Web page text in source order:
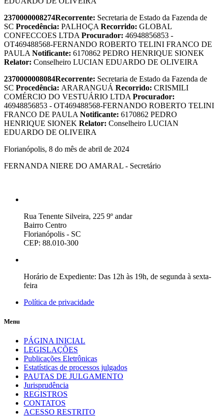
2370000008274Recorrente: Secretaria de Estado da Fazenda de
SC Procedência: PALHOÇA Recorrido: GLOBAL
CONFECCOES LTDA Procurador: 46948856853 -
OT469488568-FERNANDO ROBERTO TELINI FRANCO DE
PAULA Notificante: 6170862 PEDRO HENRIQUE SIONEK
Relator: Conselheiro LUCIAN EDUARDO DE OLIVEIRA
2370000008084Recorrente: Secretaria de Estado da Fazenda de
SC Procedência: ARARANGUÁ Recorrido: CRISMILI
COMÉRCIO DO VESTUÁRIO LTDA Procurador:
46948856853 - OT469488568-FERNANDO ROBERTO TELINI
FRANCO DE PAULA Notificante: 6170862 PEDRO
HENRIQUE SIONEK Relator: Conselheiro LUCIAN
EDUARDO DE OLIVEIRA
Florianópolis, 8 do mês de abril de 2024
FERNANDA NIERE DO AMARAL - Secretário
Rua Tenente Silveira, 225 9º andar
Bairro Centro
Florianópolis - SC
CEP: 88.010-300
Horário de Expediente: Das 12h às 19h, de segunda à sexta-
feira
Política de privacidade
Menu
PÁGINA INICIAL
LEGISLAÇÕES
Publicações Eletrônicas
Estatísticas de processos julgados
PAUTAS DE JULGAMENTO
Jurisprudência
REGISTROS
CONTATOS
ACESSO RESTRITO